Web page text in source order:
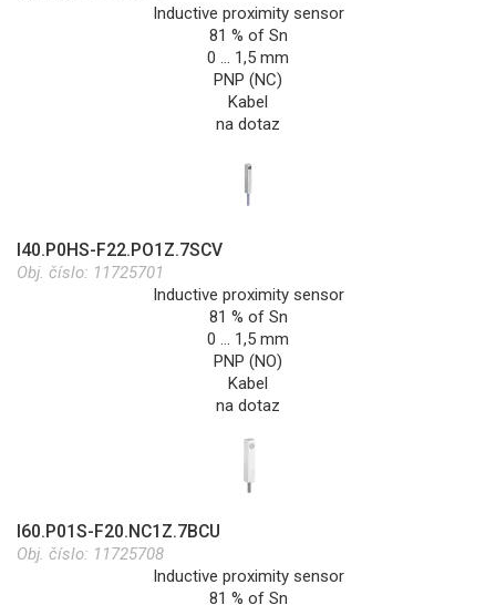
Inductive proximity sensor
81 % of Sn
0 … 1,5 mm
PNP (NC)
Kabel
na dotaz
I40.P0HS-F22.PO1Z.7SCV
Obj. číslo: 11725701
Inductive proximity sensor
81 % of Sn
0 … 1,5 mm
PNP (NO)
Kabel
na dotaz
I60.P01S-F20.NC1Z.7BCU
Obj. číslo: 11725708
Inductive proximity sensor
81 % of Sn